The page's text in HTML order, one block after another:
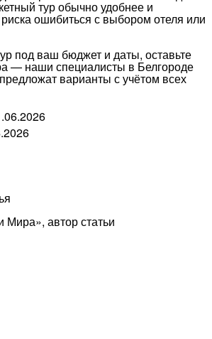
тур обычно удобнее и
ошибиться с выбором отеля или
под ваш бюджет и даты, оставьте
— наши специалисты в Белгороде
варианты с учётом всех
Мира», автор статьи